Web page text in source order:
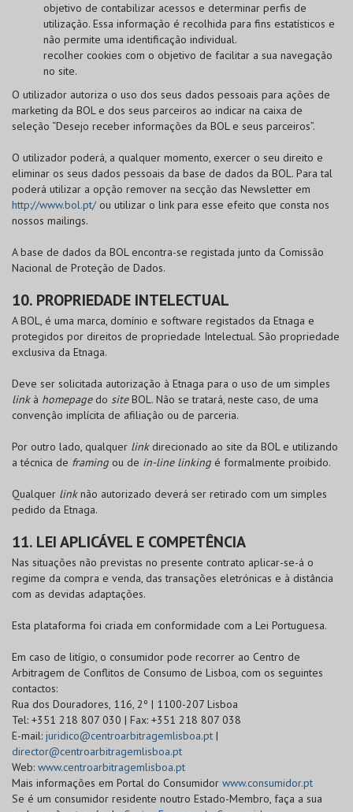
objetivo de contabilizar acessos e determinar perfis de
utilização. Essa informação é recolhida para fins estatísticos e
não permite uma identificação individual.
recolher cookies com o objetivo de facilitar a sua navegação
no site.
O utilizador autoriza o uso dos seus dados pessoais para ações de
marketing da BOLe dos seus parceiros ao indicar na caixa de
seleção “Desejo receber informações da BOLe seus parceiros”.
O utilizador poderá, a qualquer momento, exercer o seu direito e
eliminar os seus dados pessoais da base de dados da BOL. Para tal
poderá utilizar a opção remover na secção das Newsletter em
http://www.bol.pt/ou utilizar o link para esse efeito que consta nos
nossos mailings.
A base de dados da BOLencontra-se registada junto da Comissão
Nacional de Proteção de Dados.
10. PROPRIEDADE INTELECTUAL
ABOL, é uma marca, domínio e software registados da Etnaga e
protegidos por direitos de propriedade Intelectual. São propriedade
exclusiva da Etnaga.
Deve ser solicitada autorização à Etnaga para o uso de um simples
linkà homepagedo site BOL. Não se tratará, neste caso, de uma
convenção implícita de afiliação ou de parceria.
Por outro lado, qualquer linkdirecionado ao site da BOLe utilizando
a técnica de framing ou de in-line linking é formalmente proibido.
Qualquer linknão autorizado deverá ser retirado com um simples
pedido da Etnaga.
11. LEI APLICÁVEL E COMPETÊNCIA
Nas situações não previstas no presente contrato aplicar-se-á o
regime da compra e venda, das transações eletrónicas e à distância
com as devidas adaptações.
Esta plataforma foi criada em conformidade com a Lei Portuguesa.
Em caso de litígio, o consumidor pode recorrer ao Centro de
Arbitragem de Conflitos de Consumo de Lisboa, com os seguintes
contactos:
Rua dos Douradores, 116, 2º | 1100-207 Lisboa
Tel: +351 218 807 030 | Fax: +351 218 807 038
E-mail: juridico@centroarbitragemlisboa.pt |
director@centroarbitragemlisboa.pt
Web: www.centroarbitragemlisboa.pt
Mais informações em Portal do Consumidor www.consumidor.pt
Se é um consumidor residente noutro Estado-Membro, faça a sua